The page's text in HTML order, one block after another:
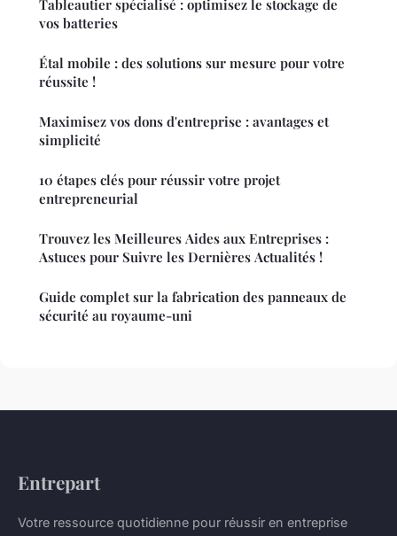
Tableautier spécialisé : optimisez le stockage de
vos batteries
Étal mobile : des solutions sur mesure pour votre
réussite !
Maximisez vos dons d'entreprise : avantages et
simplicité
10 étapes clés pour réussir votre projet
entrepreneurial
Trouvez les Meilleures Aides aux Entreprises :
Astuces pour Suivre les Dernières Actualités !
Guide complet sur la fabrication des panneaux de
sécurité au royaume-uni
Entrepart
Votre ressource quotidienne pour réussir en entreprise